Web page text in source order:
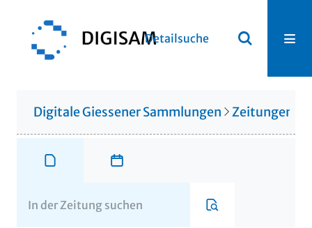
Detailsuche
Digitale Giessener Sammlungen Zeitungen